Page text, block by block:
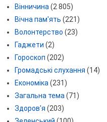
Вінничина (2 805)
Вічна пам'ять (221)
Волонтерство (23)
Гаджети (2)
Гороскоп (202)
Громадські слухання (14)
Економіка (231)
Загальна тема (71)
Здоров'я (203)